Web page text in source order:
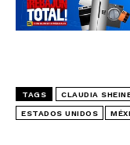
TAGS CLAUDIA
ESTADOS UNIDOS